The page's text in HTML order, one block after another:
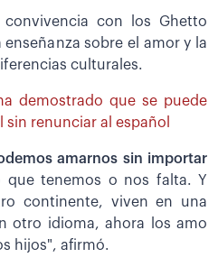
con los Ghetto
sobre el amor y la
culturales.
demostrado que se puede
sin renunciar al español
amarnos sin importar
que tenemos o nos falta. Y
continente, viven en una
otro idioma, ahora los amo
hijos", afirmó.